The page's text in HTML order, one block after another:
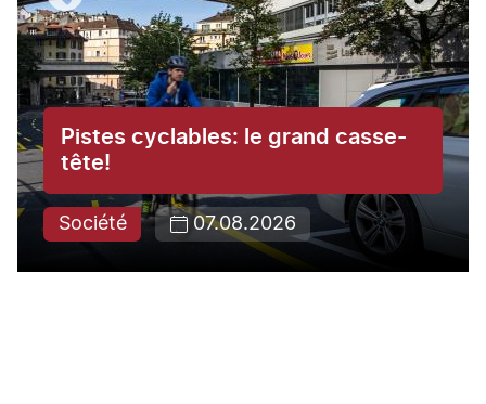
Pistes cyclables: le grand casse-
tête!
Société 07.08.2026